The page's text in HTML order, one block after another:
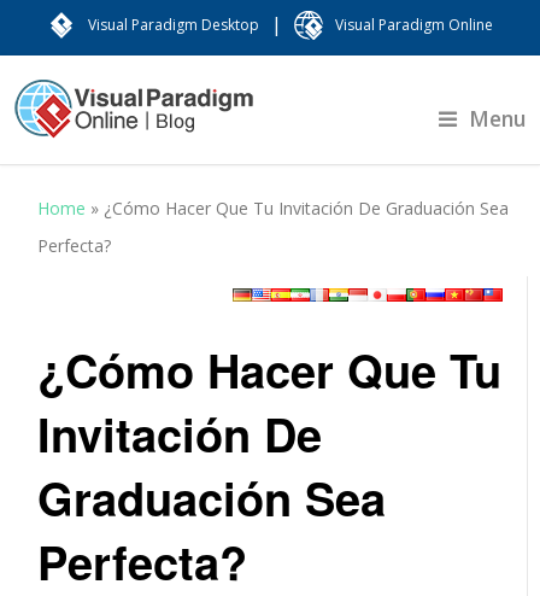
Visual Paradigm Desktop | Visual Paradigm Online
Menu
Home » ¿Cómo Hacer Que Tu Invitación De Graduación Sea
Perfecta?
¿Cómo Hacer Que Tu
Invitación De
Graduación Sea
Perfecta?